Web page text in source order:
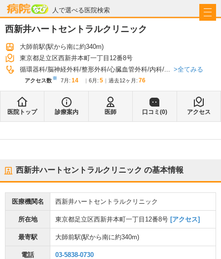
人で選べる医院検索
病院なび
西新井ハートセントラルクリニック
大師前駅(駅から南に約340m)
東京都足立区西新井本町一丁目12番8号
循環器科 脳神経外科 整形外科 心臓血管外科 内科 ... 全てみる
アクセス数※ 7月 : 14 6月 : 5 過去12ヶ月: 76
医院トップ 診療案内 医師 口コミ(0) アクセス
西新井ハートセントラルクリニック の基本情報
医療機関名 西新井ハートセントラルクリニック
所在地 東京都足立区西新井本町一丁目12番8号 [アクセス]
最寄駅 大師前駅(駅から南に約340m)
電話 03-5838-0730